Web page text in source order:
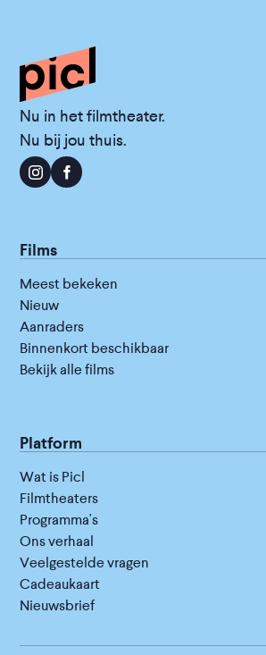
Nu in het filmtheater.
Nu bij jou thuis.
Films
Meest bekeken
Nieuw
Aanraders
Binnenkort beschikbaar
Bekijk alle films
Platform
Wat is Picl
Filmtheaters
Programma's
Ons verhaal
Veelgestelde vragen
Cadeaukaart
Nieuwsbrief